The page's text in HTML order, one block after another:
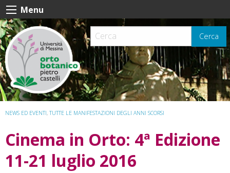
Skip
to
content
Menu
Cerca
NEWS ED EVENTI, TUTTE LE MANIFESTAZIONI DEGLI ANNI SCORSI
Cinema in Orto: 4ª Edizione
11-21 luglio 2016